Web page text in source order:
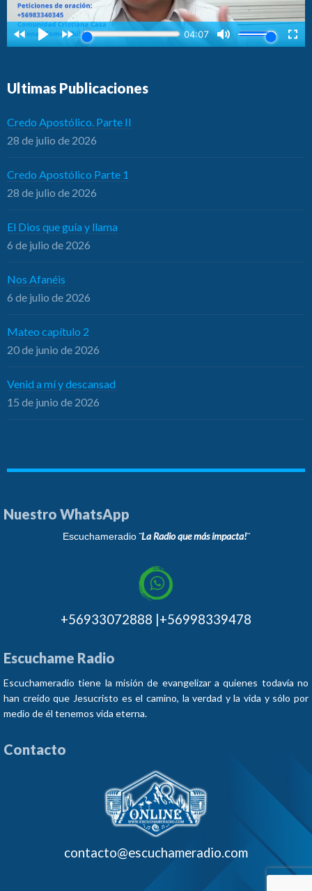
Ultimas Publicaciones
Credo Apostólico. Parte II
28 de julio de 2026
Credo Apostólico Parte 1
28 de julio de 2026
El Dios que guía y llama
6 de julio de 2026
Nos Afanéis
6 de julio de 2026
Mateo capítulo 2
20 de junio de 2026
Venid a mí y descansad
15 de junio de 2026
Nuestro WhatsApp
Escuchameradio¨La Radio que más impacta!¨
+56933072888 |+56998339478
Escuchame Radio
Escuchameradio tiene la misión de evangelizar a quienes todavía no
han creído que Jesucristo es el camino, la verdad y la vida y sólo por
medio de él tenemos vida eterna.
Contacto
contacto@escuchameradio.com